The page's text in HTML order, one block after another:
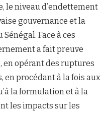
le niveau d’endettement
gouvernance et la
Face à ces
a fait preuve
en opérant des ruptures
en procédant à la fois aux
la formulation et à la
les impacts sur les